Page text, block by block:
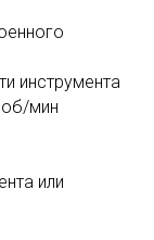
инструмента
мин
или